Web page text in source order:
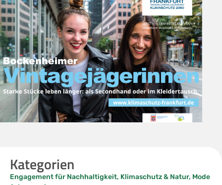
Kategorien
Engagement für Nachhaltigkeit, Klimaschutz & Natur, Mode